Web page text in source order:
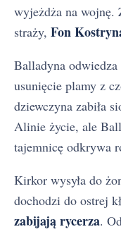
wyjeżdża na wojnę.
straży, Fon
Balladyna
usunięcie plamy z
dziewczyna zabiła
Alinie życie, ale
tajemnicę odkrywa
Kirkor wysyła do
dochodzi do ostrej
zabijają rycerza.